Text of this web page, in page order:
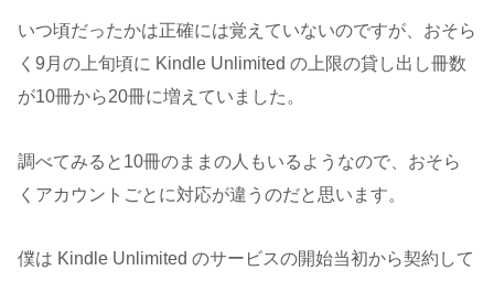
いつ頃だったかは正確には覚えていないのですが、おそら
く9月の上旬頃に Kindle Unlimited の上限の貸し出し冊数
が10冊から20冊に増えていました。
調べてみると10冊のままの人もいるようなので、おそら
くアカウントごとに対応が違うのだと思います。
僕は Kindle Unlimited のサービスの開始当初から契約して